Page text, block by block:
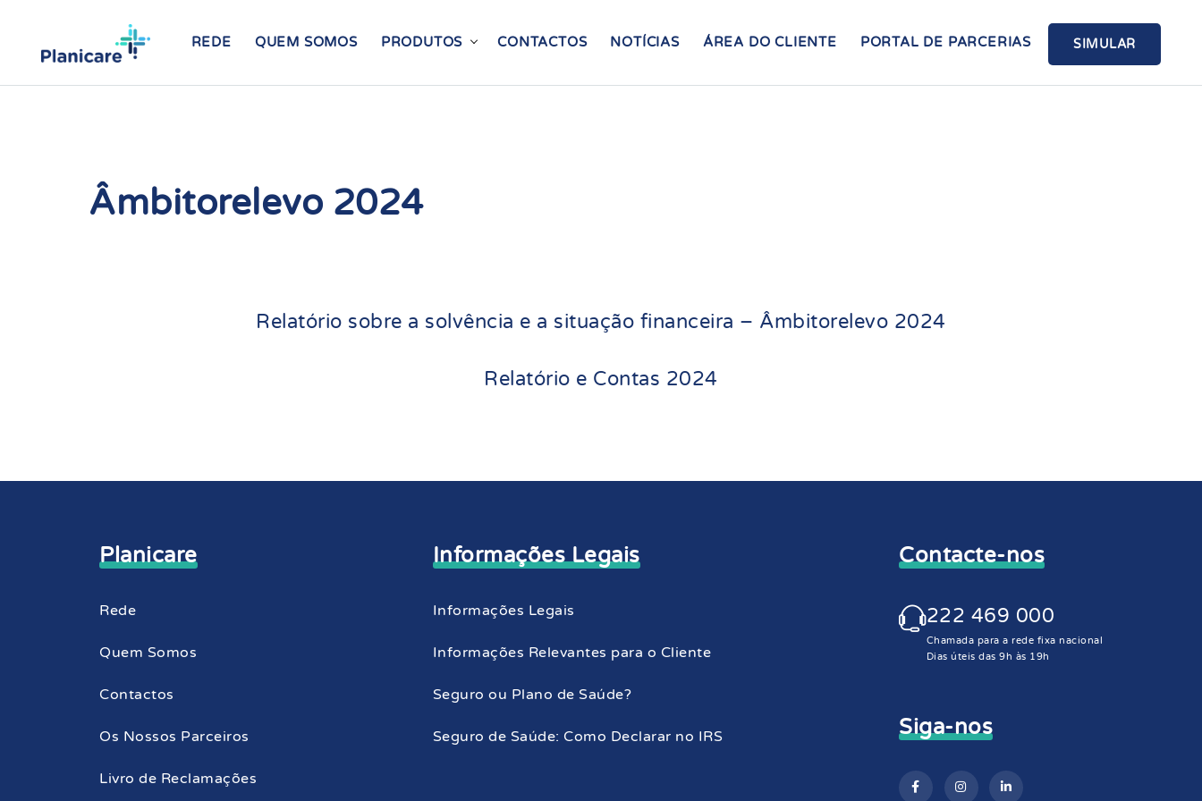
REDE QUEM SOMOS PRODUTOS CONTACTOS NOTÍCIAS ÁREA DO CLIENTE PORTAL DE PARCERIAS SIMULAR
Âmbitorelevo 2024
Relatório sobre a solvência e a situação financeira – Âmbitorelevo 2024
Relatório e Contas 2024
Planicare
Rede
Quem Somos
Contactos
Os Nossos Parceiros
Livro de Reclamações
Informações Legais
Informações Legais
Informações Relevantes para o Cliente
Seguro ou Plano de Saúde?
Seguro de Saúde: Como Declarar no IRS
Contacte-nos
222 469 000
Chamada para a rede fixa nacional
Dias úteis das 9h às 19h
Siga-nos